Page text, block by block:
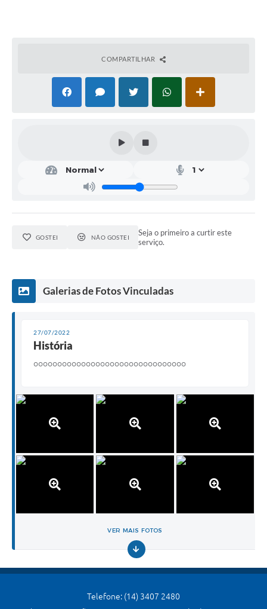
Telefones Úteis
COMPARTILHAR
GOSTEI NÃO GOSTEI
Seja o primeiro a curtir este
serviço.
Galerias de Fotos Vinculadas
27/07/2022
História
oooooooooooooooooooooooooooooooo
VER MAIS FOTOS
Telefone: (14) 3407 2480